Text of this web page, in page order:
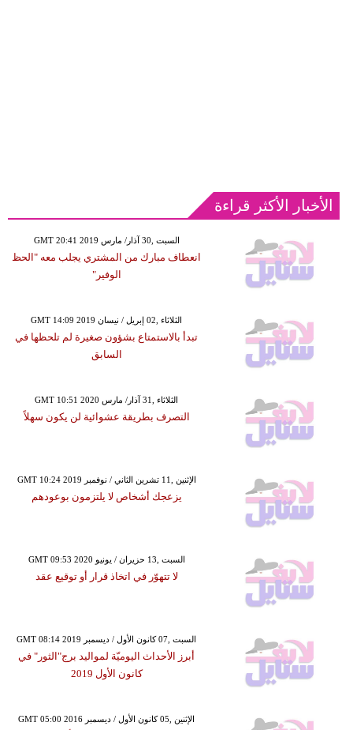
الأخبار الأكثر قراءة
GMT 20:41 2019 السبت ,30 آذار/ مارس
انعطاف مبارك من المشتري يجلب معه "الحظ
الوفير"
GMT 14:09 2019 الثلاثاء ,02 إبريل / نيسان
تبدأ بالاستمتاع بشؤون صغيرة لم تلحظها في
السابق
GMT 10:51 2020 الثلاثاء ,31 آذار/ مارس
التصرف بطريقة عشوائية لن يكون سهلاً
GMT 10:24 2019 الإثنين ,11 تشرين الثاني / نوفمبر
يزعجك أشخاص لا يلتزمون بوعودهم
GMT 09:53 2020 السبت ,13 حزيران / يونيو
لا تتهوّر في اتخاذ قرار أو توقيع عقد
GMT 08:14 2019 السبت ,07 كانون الأول / ديسمبر
أبرز الأحداث اليوميّة لمواليد برج"الثور" في
كانون الأول 2019
GMT 05:00 2016 الإثنين ,05 كانون الأول / ديسمبر